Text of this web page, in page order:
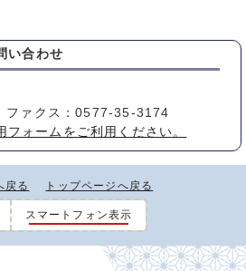
い合わせ
ァクス：0577-35-3174
フォームをご利用ください。
戻る トップページへ戻る
スマートフォン表示